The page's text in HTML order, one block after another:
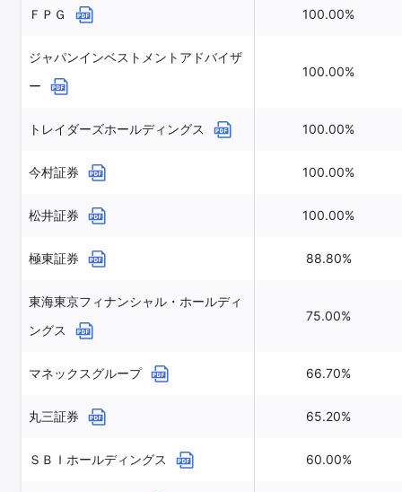
ＦＰＧ 100.00%
ジャパンインベストメントアドバイザ
ー
100.00%
トレイダーズホールディングス 100.00%
今村証券 100.00%
松井証券 100.00%
極東証券 88.80%
東海東京フィナンシャル・ホールディ
ングス
75.00%
マネックスグループ 66.70%
丸三証券 65.20%
ＳＢＩホールディングス 60.00%